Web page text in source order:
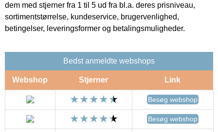
dem med stjerner fra 1 til 5 ud fra bl.a. deres prisniveau,
sortimentstørrelse, kundeservice, brugervenlighed,
betingelser, leveringsformer og betalingsmuligheder.
Bedst anmeldte webshops
Webshop Stjerner Link
Besøg webshop
Besøg webshop